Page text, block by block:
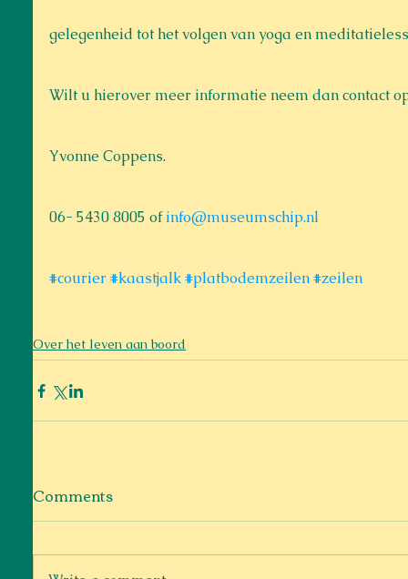
gelegenheid tot het volgen van yoga en
Wilt u hierover meer informatie neem dan contact
Yvonne Coppens.
06- 5430 8005 of info@museumschip.nl
#courier#kaastjalk#platbodemzeilen#zeilen
Over het leven aan boord
Comments